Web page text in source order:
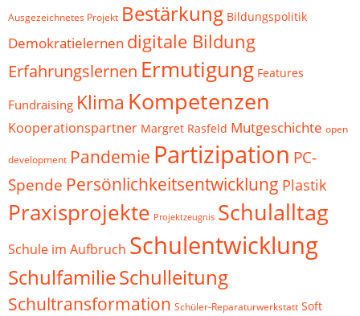
Ausgezeichnetes Projekt Bestärkung Bildungspolitik
Demokratielernen digitale Bildung
Erfahrungslernen Ermutigung Features
Fundraising Klima Kompetenzen
Kooperationspartner Margret Rasfeld Mutgeschichte open
development Pandemie Partizipation PC-
Spende Persönlichkeitsentwicklung Plastik
Praxisprojekte Projektzeugnis Schulalltag
Schule im Aufbruch Schulentwicklung
SchulfamilieSchulleitung
Schultransformation Schüler-Reparaturwerkstatt Soft